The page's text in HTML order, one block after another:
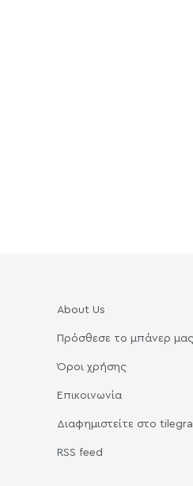
About Us
Πρόσθεσε το μπάνερ
Όροι χρήσης
Επικοινωνία
Διαφημιστείτε στο
RSS feed